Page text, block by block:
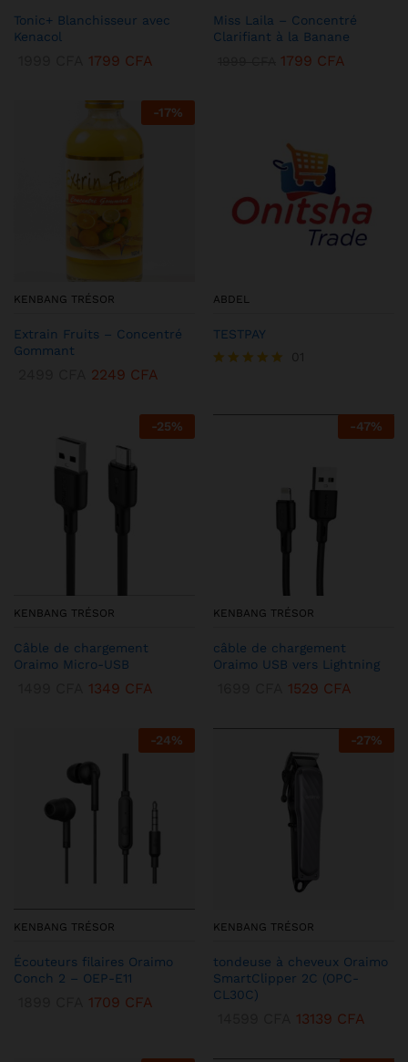
Tonic+ Blanchisseur avec
Kenacol
1799 CFA
Miss Laila – Concentré
Clarifiant à la Banane
1799 CFA
-17%
KENBANG TRÉSOR
Extrain Fruits – Concentré
Gommant
2249 CFA
ABDEL
TESTPAY
-25%
KENBANG TRÉSOR
Câble de chargement
Oraimo Micro-USB
1349 CFA
-47%
KENBANG TRÉSOR
câble de chargement
Oraimo USB vers Lightning
1529 CFA
-24%
KENBANG TRÉSOR
Écouteurs filaires Oraimo
Conch 2 – OEP-E11
1709 CFA
-27%
KENBANG TRÉSOR
tondeuse à cheveux Oraimo
SmartClipper 2C (OPC-
CL30C)
13139 CFA